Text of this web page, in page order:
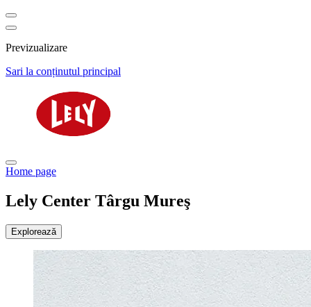
Previzualizare
Sari la conținutul principal
Home page
Lely Center Târgu Mureş
Explorează